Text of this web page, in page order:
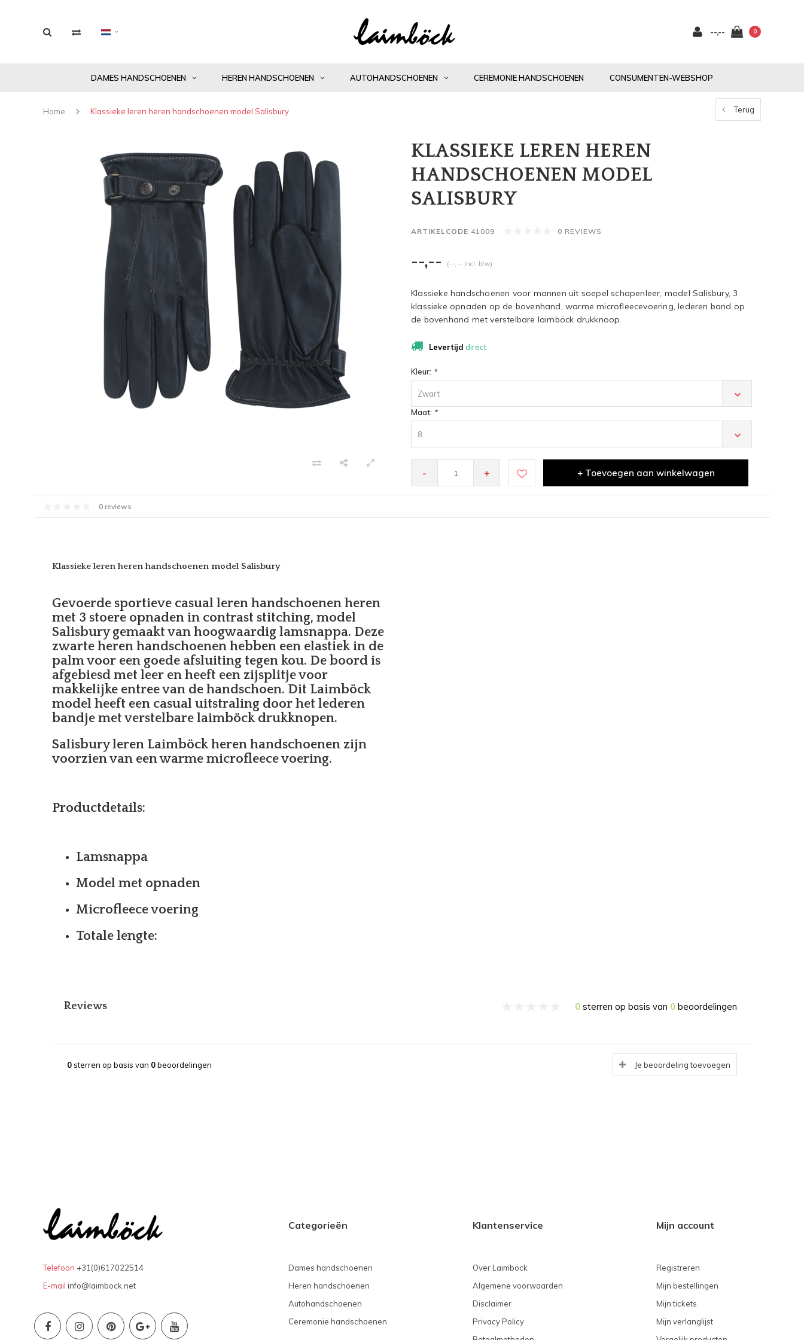
--,-- 0
DAMES HANDSCHOENEN HEREN HANDSCHOENEN AUTOHANDSCHOENEN CEREMONIE HANDSCHOENEN CONSUMENTEN-WEBSHOP
Home Klassieke leren heren handschoenen model Salisbury Terug
KLASSIEKE LEREN HEREN
HANDSCHOENEN MODEL
SALISBURY
ARTIKELCODE 41009 0 REVIEWS
--,-- (--,-- Incl. btw)
Klassieke handschoenen voor mannen uit soepel schapenleer, model Salisbury, 3
klassieke opnaden op de bovenhand, warme microfleecevoering, lederen band op
de bovenhand met verstelbare laimböck drukknoop.
Levertijd direct
Kleur: *
Zwart
Maat: *
8
- + + Toevoegen aan winkelwagen
0 reviews
Klassieke leren heren handschoenen model Salisbury
Gevoerde sportieve casual leren handschoenen heren
met 3 stoere opnaden in contrast stitching, model
Salisbury gemaakt van hoogwaardig lamsnappa. Deze
zwarte heren handschoenen hebben een elastiek in de
palm voor een goede afsluiting tegen kou. De boord is
afgebiesd met leer en heeft een zijsplitje voor
makkelijke entree van de handschoen. Dit Laimböck
model heeft een casual uitstraling door het lederen
bandje met verstelbare laimböck drukknopen.
Salisbury leren Laimböck heren handschoenen zijn
voorzien van een warme microfleece voering.
Productdetails:
Lamsnappa
Model met opnaden
Microfleece voering
Totale lengte:
Reviews 0 sterren op basis van 0 beoordelingen
0sterren op basis van 0beoordelingen Je beoordeling toevoegen
Telefoon +31(0)617022514
E-mail info@laimbock.net
Categorieën
Dames handschoenen
Heren handschoenen
Autohandschoenen
Ceremonie handschoenen
Klantenservice
Over Laimböck
Algemene voorwaarden
Disclaimer
Privacy Policy
Mijn account
Registreren
Mijn bestellingen
Mijn tickets
Mijn verlanglijst